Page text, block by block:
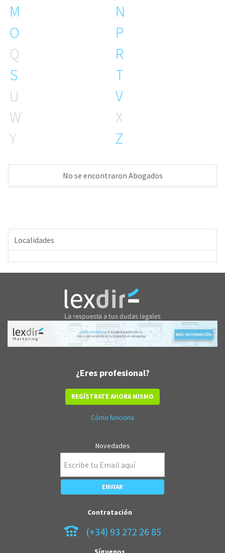
M
N
O
P
Q
R
S
T
U
V
W
X
Y
Z
No se encontraron Abogados
Localidades
¿Eres profesional?
REGÍSTRATE AHORA MISMO
Cómo funciona
Novedades
Contratación
(+34) 93 272 26 85